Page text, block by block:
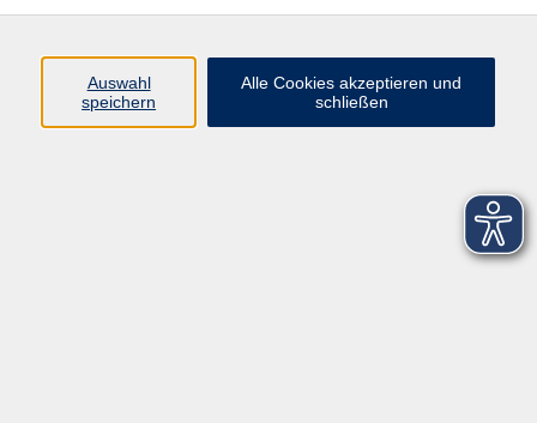
Auswahl
speichern
Alle Cookies akzeptieren und
schließen